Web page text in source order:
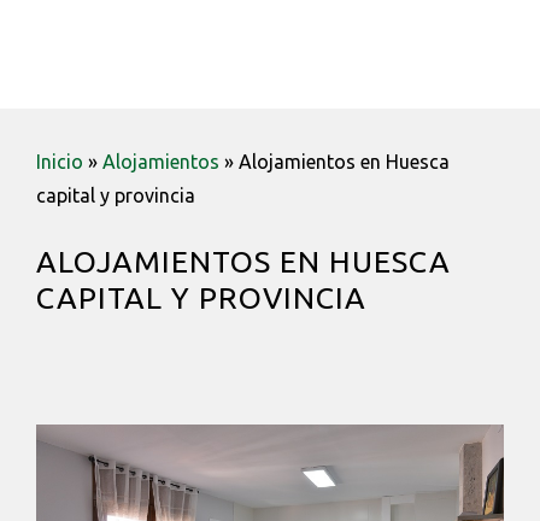
principal
lateral
principal
Inicio » Alojamientos » Alojamientos en Huesca
capital y provincia
ALOJAMIENTOS EN HUESCA
CAPITAL Y PROVINCIA